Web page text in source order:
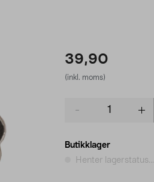
39,90
(inkl. moms)
Butikklager
Henter lagerstatus...